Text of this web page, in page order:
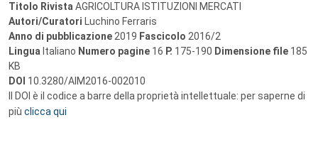
Titolo Rivista AGRICOLTURA ISTITUZIONI MERCATI
Autori/Curatori Luchino Ferraris
Anno di pubblicazione 2019 Fascicolo 2016/2
Lingua Italiano Numero pagine 16 P. 175-190 Dimensione file 185
KB
DOI 10.3280/AIM2016-002010
Il DOI è il codice a barre della proprietà intellettuale: per saperne di
più clicca qui